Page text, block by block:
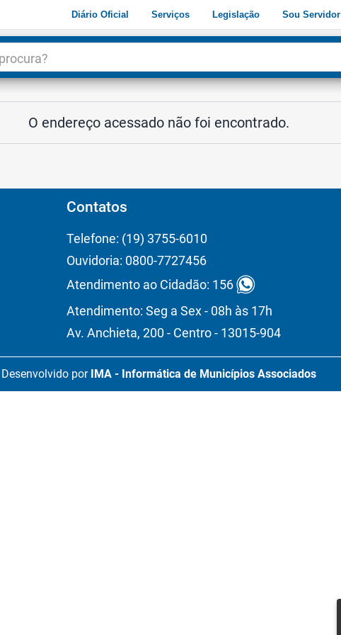
Diário Oficial Serviços Legislação Sou Servidor
O endereço acessado não foi encontrado.
Contatos
Telefone: (19) 3755-6010
Ouvidoria: 0800-7727456
Atendimento ao Cidadão: 156
Atendimento: Seg a Sex - 08h às 17h
Av. Anchieta, 200 - Centro - 13015-904
Desenvolvido por IMA - Informática de Municípios Associados